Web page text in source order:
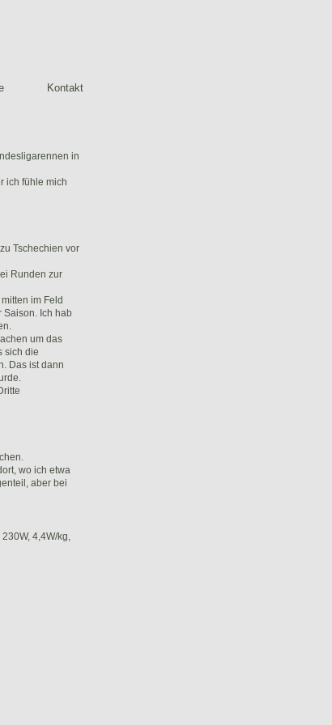
Kontakt
in
ich fühle mich
Tschechien vor
Runden zur
im Feld
Saison. Ich hab
um das
sich die
Das ist dann
wo ich etwa
aber bei
4,4W/kg,